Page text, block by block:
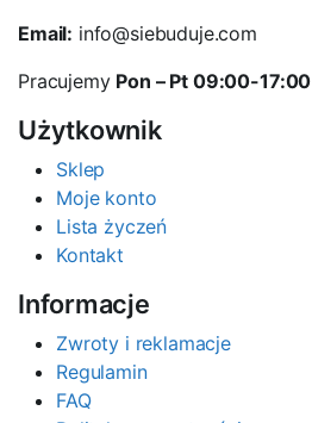
Email: info@siebuduje.com
Pracujemy Pon – Pt 09:00-17:00
Użytkownik
Sklep
Moje konto
Lista życzeń
Kontakt
Informacje
Zwroty i reklamacje
Regulamin
FAQ